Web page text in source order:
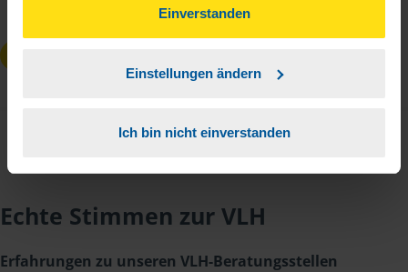
können Sie der Verwendung von Cookies, gemäß
unserer➔ Datenschutzrichtliniezustimmen.
Einverstanden
Einstellungen ändern
Ich bin nicht einverstanden
Kenntnis genommen.*
Echte Stimmen zur VLH
Erfahrungen zu unseren VLH-Beratungsstellen